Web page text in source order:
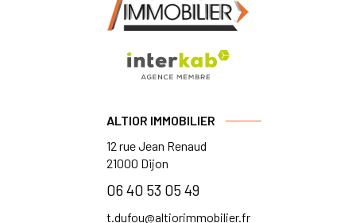
ALTIOR IMMOBILIER
12 rue Jean Renaud
21000 Dijon
06 40 53 05 49
t.dufou@altiorimmobilier.fr